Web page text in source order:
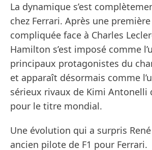
La dynamique s’est
chez Ferrari. Après une
compliquée face à Charles
Hamilton s’est imposé comme
principaux protagonistes du
et apparaît désormais comme
sérieux rivaux de Kimi Antonelli
pour le titre mondial.
Une évolution qui a surpris
ancien pilote de F1 pour Ferrari.